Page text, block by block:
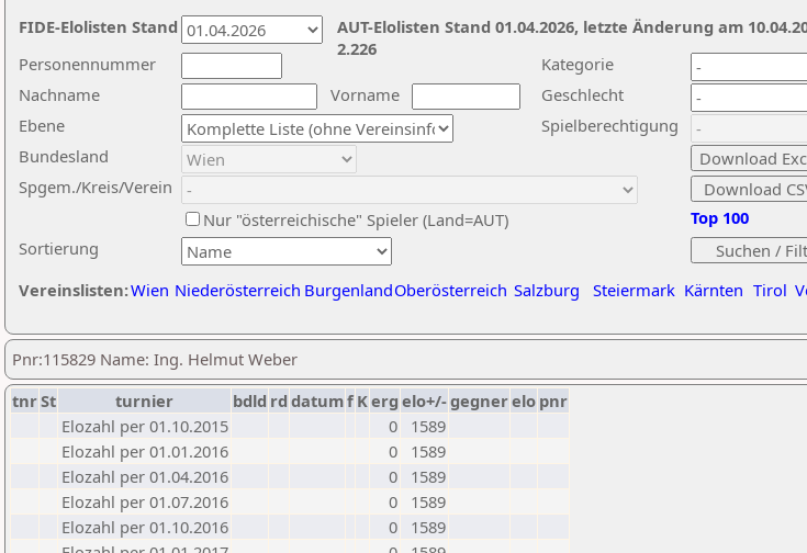
Nachname
Vorname
Ebene
Kategorie
Sortierung
Personennummer
Bundesland
Spgem./Kreis/Verein
Geschlecht
Nur "österreichische" Spieler (Land=AUT)
Spielberechtigung
Vereinslisten:Wien Niederösterreich BurgenlandOberösterreich Salzburg Steiermark Kärnten Tirol
Top 100
AUT-Elolisten Stand 01.04.2026, letzte Änderung am
2.226
FIDE-Elolisten Stand
Pnr:115829 Name: Ing. Helmut Weber
tnrSt turnier bdld rd datumf Kerg elo+/-gegnerelo pnr
Elozahl per 01.10.2015
0
1589
Elozahl per 01.01.2016
0
1589
Elozahl per 01.04.2016
0
1589
Elozahl per 01.07.2016
0
1589
Elozahl per 01.10.2016
0
1589